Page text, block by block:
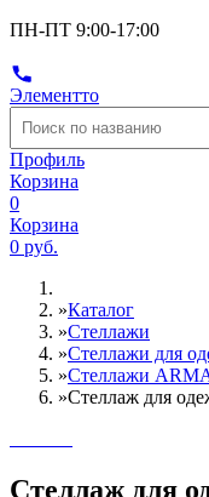
ПН-ПТ 9:00-17:00
Элементто
Профиль
Корзина
0
Корзина
0 руб.
»Каталог
»Стеллажи
»Cтеллажи для
»Стеллажи
»Стеллаж для
Стеллаж для